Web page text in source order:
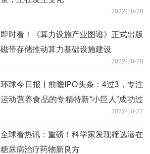
2022-10-28
即时看！《算力设施产业图谱》正式出版
磁带存储推动算力基础设施建设
2022-10-28
环球今日报丨前瞻IPO头条：4过3，专注
运动营养食品的专精特新“小巨人”成功过
2022-10-27
全球看热讯：重磅！科学家发现筛选潜在
糖尿病治疗药物新良方